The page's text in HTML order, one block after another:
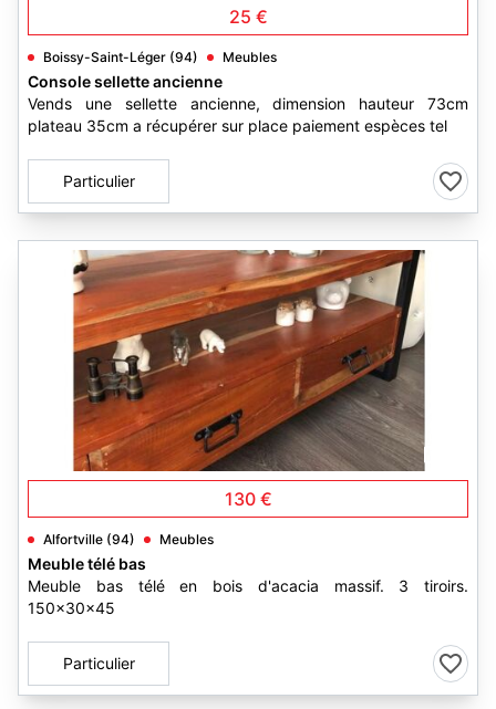
25 €
Boissy-Saint-Léger (94) Meubles
Console sellette ancienne
Vends une sellette ancienne, dimension hauteur 73cm
plateau 35cm a récupérer sur place paiement espèces tel
Particulier
130 €
Alfortville (94) Meubles
Meuble télé bas
Meuble bas télé en bois d'acacia massif. 3 tiroirs.
150x30x45
Particulier